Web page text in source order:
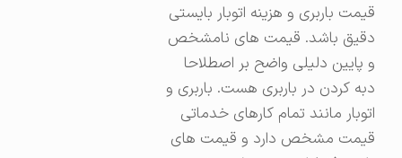
قیمت باربری و هزینه اتوبار بایستی
دقیق باشد. قیمت های نامشخص
و پایین دلیلی واضح بر اصطلاحا
دبه کردن در باربری هست. باربری و
اتوبار مانند تمام کارهای خدماتی
قیمت مشخص دارد و قیمت های